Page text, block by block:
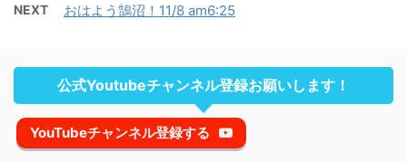
NEXT おはよう鵠沼！11/8 am6:25
公式Youtubeチャンネル登録お願いします！
YouTubeチャンネル登録する